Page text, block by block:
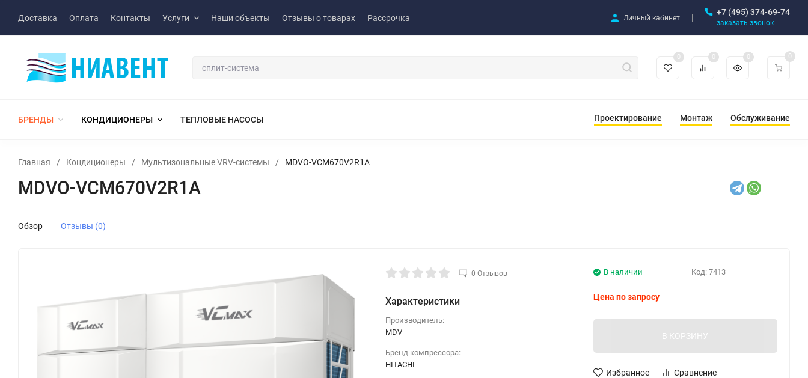
Доставка Оплата Контакты Услуги Наши объекты Отзывы о товарах Рассрочка Личный кабинет
+7 (495) 374-69-74
заказать звонок
0 0 0 0
БРЕНДЫ КОНДИЦИОНЕРЫ ТЕПЛОВЫЕ НАСОСЫ Проектирование Монтаж Обслуживание
Главная / Кондиционеры / Мультизональные VRV-системы / MDVO-VCM670V2R1A
MDVO-VCM670V2R1A
Обзор Отзывы (0)
0 Отзывов
Характеристики
Производитель:
MDV
Бренд компрессора:
HITACHI
Код: 7413
В наличии
Цена по запросу
В КОРЗИНУ
Избранное Сравнение